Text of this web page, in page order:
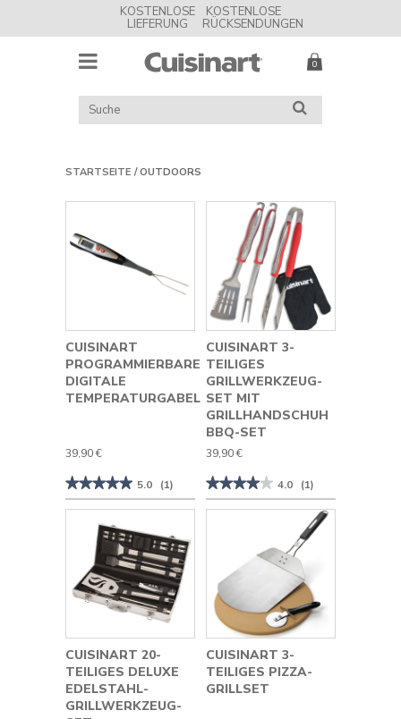
KOSTENLOSE
LIEFERUNG
KOSTENLOSE
RÜCKSENDUNGEN
MENU
UK
KATALOG
DURCHSUCHEN
SUCHE
STARTSEITE OUTDOORS
CUISINART
PROGRAMMIERBARE
DIGITALE
TEMPERATURGABEL
39,90 €
★★★★★
★★★★★
5
von
Sternen.
Bewertungen
Cuisinart
Programmierbare
Digitale
Temperaturgabel
5.0 (1)
CUISINART 3-
TEILIGES
GRILLWERKZEUG-
SET MIT
GRILLHANDSCHUH
BBQ-SET
39,90 €
★★★★★
★★★★★
4
von
Cuisinart
3-
teiliges
Grillwerkzeug-
mit
Grillhandschuh
BBQ-
Set
4.0 (1)
CUISINART 20-
TEILIGES DELUXE
EDELSTAHL-
GRILLWERKZEUG-
CUISINART 3-
TEILIGES PIZZA-
GRILLSET